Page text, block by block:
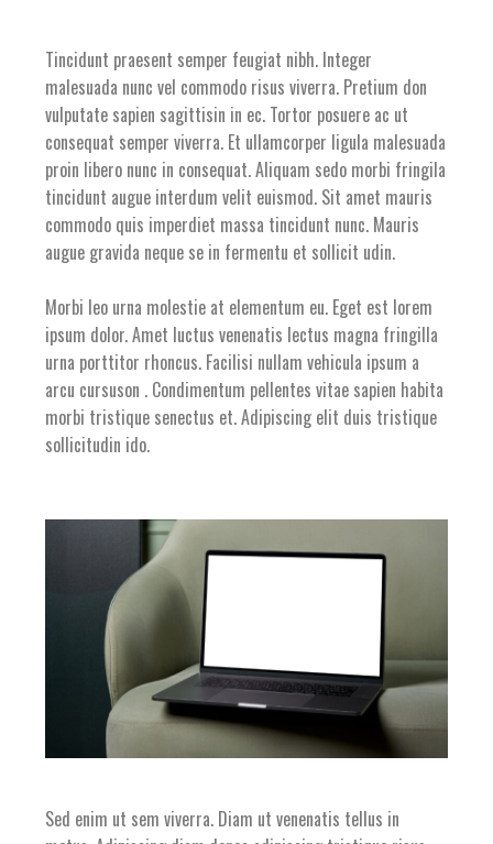
Tincidunt praesent semper feugiat nibh. Integer
malesuada nunc vel commodo risus viverra. Pretium don
vulputate sapien sagittisin in ec. Tortor posuere ac ut
consequat semper viverra. Et ullamcorper ligula malesuada
proin libero nunc in consequat. Aliquam sedo morbi fringila
tincidunt augue interdum velit euismod. Sit amet mauris
commodo quis imperdiet massa tincidunt nunc. Mauris
augue gravida neque se in fermentu et sollicit udin.
Morbi leo urna molestie at elementum eu. Eget est lorem
ipsum dolor. Amet luctus venenatis lectus magna fringilla
urna porttitor rhoncus. Facilisi nullam vehicula ipsum a
arcu cursuson . Condimentum pellentes vitae sapien habita
morbi tristique senectus et. Adipiscing elit duis tristique
sollicitudin ido.
Sed enim ut sem viverra. Diam ut venenatis tellus in